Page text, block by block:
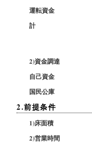
運転資金
計
2)資金調達
自己資金
国民公庫
2.前提条件
1)床面積
2)営業時間